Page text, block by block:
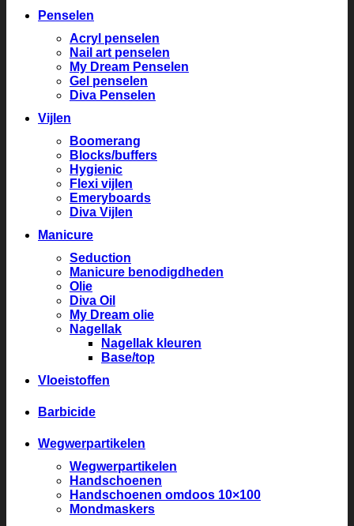
Penselen
Acryl penselen
Nail art penselen
My Dream Penselen
Gel penselen
Diva Penselen
Vijlen
Boomerang
Blocks/buffers
Hygienic
Flexi vijlen
Emeryboards
Diva Vijlen
Manicure
Seduction
Manicure benodigdheden
Olie
Diva Oil
My Dream olie
Nagellak
Nagellak kleuren
Base/top
Vloeistoffen
Barbicide
Wegwerpartikelen
Wegwerpartikelen
Handschoenen
Handschoenen omdoos 10×100
Mondmaskers